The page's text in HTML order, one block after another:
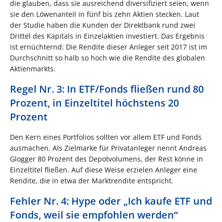
die glauben, dass sie ausreichend diversifiziert seien, wenn
sie den Löwenanteil in fünf bis zehn Aktien stecken. Laut
der Studie haben die Kunden der Direktbank rund zwei
Drittel des Kapitals in Einzelaktien investiert. Das Ergebnis
ist ernüchternd: Die Rendite dieser Anleger seit 2017 ist im
Durchschnitt so halb so hoch wie die Rendite des globalen
Aktienmarkts.
Regel Nr. 3: In ETF/Fonds fließen rund 80
Prozent, in Einzeltitel höchstens 20
Prozent
Den Kern eines Portfolios sollten vor allem ETF und Fonds
ausmachen. Als Zielmarke für Privatanleger nennt Andreas
Glogger 80 Prozent des Depotvolumens, der Rest könne in
Einzeltitel fließen. Auf diese Weise erzielen Anleger eine
Rendite, die in etwa der Marktrendite entspricht.
Fehler Nr. 4: Hype oder „Ich kaufe ETF und
Fonds, weil sie empfohlen werden“